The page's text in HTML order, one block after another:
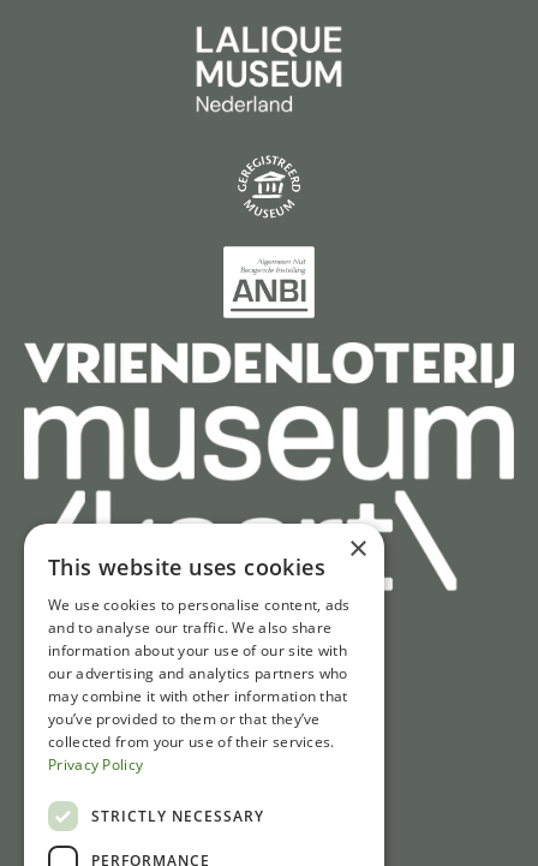
Snel naar
Tickets
Openingstijden
Route & parkeren
Nieuws
×
This website uses cookies
We use cookies to personalise content, ads
and to analyse our traffic. We also share
information about your use of our site with
our advertising and analytics partners who
may combine it with other information that
you’ve provided to them or that they’ve
collected from your use of their services.
Privacy Policy
STRICTLY NECESSARY
PERFORMANCE